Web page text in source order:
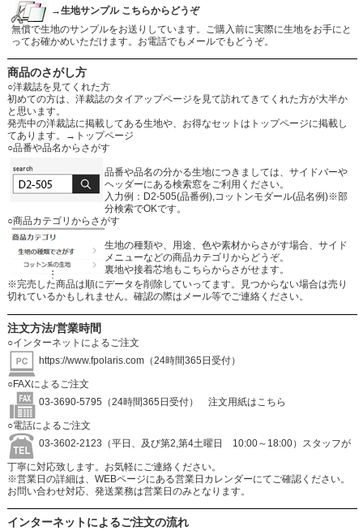
→生地サンプル こちらからどうぞ
無償で生地のサンプルをお送りしています。ご購入前に実際に生地をお手にと
ってお確かめいただけます。お電話でもメールでもどうぞ。
商品のさがし方
○洋裁誌を見てくれた方
初めての方は、洋裁誌のタイアップページを見て訪れてきてくれた方が大半か
と思います。
発売中の洋裁誌に掲載してある生地や、お得なセットはトップページに掲載し
てあります。
→トップページ
○品番や品名からさがす
品番や品名の分かる生地につきましては、サイドバーや
ヘッダーにある検索窓をご利用ください。
入力例：D2-505(品番例),コットンモダール(品名例)※部
分検索でOKです。
○商品カテゴリからさがす
生地の種類や、用途、色や素材からさがす場合、サイド
メニューなどの商品カテゴリからどうぞ。
裏地や接着芯地もこちらからさがせます。
※完売した商品は順にデータを削除していってます。見つからない場合は売り
切れているかもしれません。確認の際はメール等でご連絡ください。
注文方法/営業時間
○インターネットによるご注文
https://www.fpolaris.com（24時間365日受付）
○FAXによるご注文
03-3690-5795（24時間365日受付）
注文用紙はこちら
○電話によるご注文
03-3602-2123（平日、及び第2,第4土曜日 10:00～18:00）スタッフが
丁寧に対応致します。お気軽にご連絡ください。
※営業日の詳細は、WEBページにある営業日カレンダーにてご確認ください。
お問い合わせ対応、発送業務は営業日のみとなります。
インターネットによるご注文の流れ